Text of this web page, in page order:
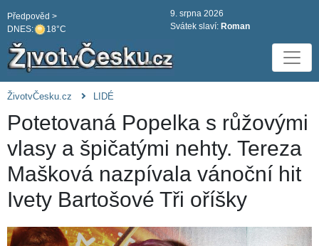
DNES: 18°C
Předpověd >
9. srpna 2026
Svátek slaví: Roman
ŽivotvČesku.cz LIDÉ
Potetovaná Popelka s růžovými
vlasy a špičatými nehty. Tereza
Mašková nazpívala vánoční hit
Ivety Bartošové Tři oříšky